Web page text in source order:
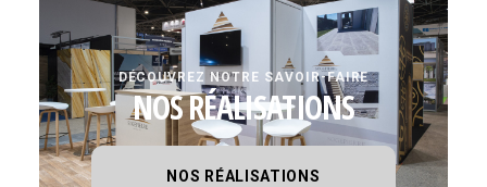
DÉCOUVREZ NOTRE SAVOIR-FAIRE
NOS RÉALISATIONS
NOS RÉALISATIONS